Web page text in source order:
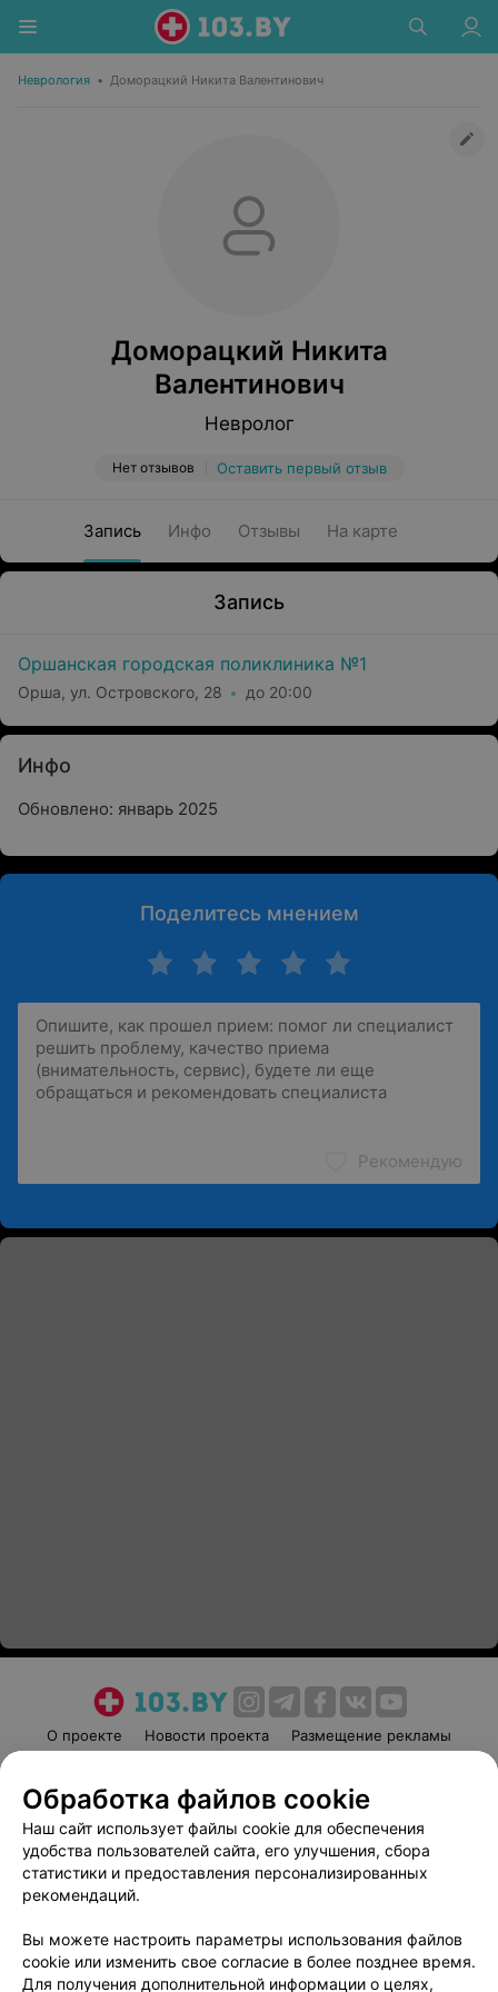
Неврология • Доморацкий Никита Валентинович
Доморацкий Никита
Валентинович
Невролог
Нет отзывов Оставить первый отзыв
Запись Инфо Отзывы На карте
Запись
Оршанская городская поликлиника №1
Орша, ул. Островского, 28 до 20:00
Инфо
Обновлено: январь 2025
Поделитесь мнением
Рекомендую
О проекте Новости проекта
Размещение рекламы
Пользовательское соглашение
Способы оплаты
Вакансии
Партнеры
Написать руководителю 103.by
Обработка персональных данных
Обработка файлов cookie
Наш сайт использует файлы cookie для обеспечения
удобства пользователей сайта, его улучшения, сбора
статистики и предоставления персонализированных
рекомендаций.
Вы можете настроить параметры использования файлов
cookie или изменить свое согласие в более позднее время.
Для получения дополнительной информации о целях,